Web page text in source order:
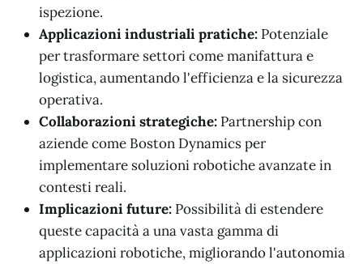
ispezione.
Applicazioni industriali pratiche: Potenziale
per trasformare settori come manifattura e
logistica, aumentando l'efficienza e la sicurezza
operativa.
Collaborazioni strategiche: Partnership con
aziende come Boston Dynamics per
implementare soluzioni robotiche avanzate in
contesti reali.
Implicazioni future: Possibilità di estendere
queste capacità a una vasta gamma di
applicazioni robotiche, migliorando l'autonomia